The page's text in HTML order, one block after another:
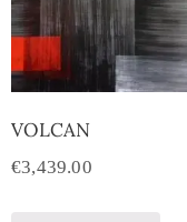
VOLCAN
€3,439.00